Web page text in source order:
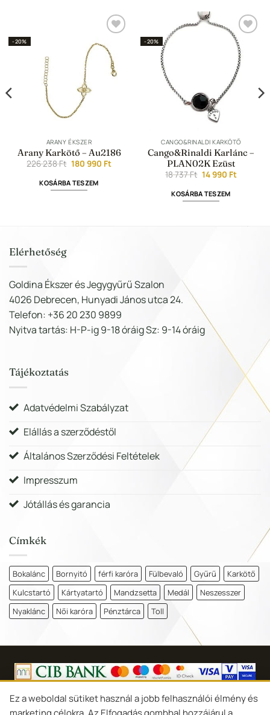
-20%
ARANY ÉKSZER
Arany Karkötő – Au2186
226 238Ft Original
price
was:
226
238 Ft.
180 990 FtCurrent
KOSÁRBA TESZEM
-20%
Hozzáadás a
Kedvencekhez
CANGO&RINALDI KARKÖTŐ
Cango&Rinaldi Karlánc –
PLAN02K Ezüst
18 737Ft Original
price
was:
18
737 Ft.
14 990 FtCurrent
KOSÁRBA TESZEM
Elérhetőség
Goldina Ékszer és Jegygyűrű Szalon
4026 Debrecen, Hunyadi János utca 24.
Telefon: +36 20 230 9899
Nyitva tartás: H-P-ig 9-18 óráig Sz: 9-14 óráig
Tájékoztatás
Adatvédelmi Szabályzat
Elállás a szerződéstől
Általános Szerződési Feltételek
Impresszum
Jótállás és garancia
Címkék
Bokalánc Bornyitó férfi karóra Fülbevaló Gyűrű
Karkötő
Kulcstartó
Kártyatartó Mandzsetta Medál
Neszesszer
Nyaklánc
Női karóra Pénztárca Toll
Ez a weboldal sütiket használ a jobb felhasználói élmény és